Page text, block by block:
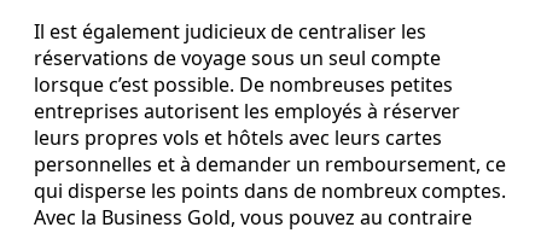
Il est également judicieux de centraliser les
réservations de voyage sous un seul compte
lorsque c’est possible. De nombreuses petites
entreprises autorisent les employés à réserver
leurs propres vols et hôtels avec leurs cartes
personnelles et à demander un remboursement, ce
qui disperse les points dans de nombreux comptes.
Avec la Business Gold, vous pouvez au contraire